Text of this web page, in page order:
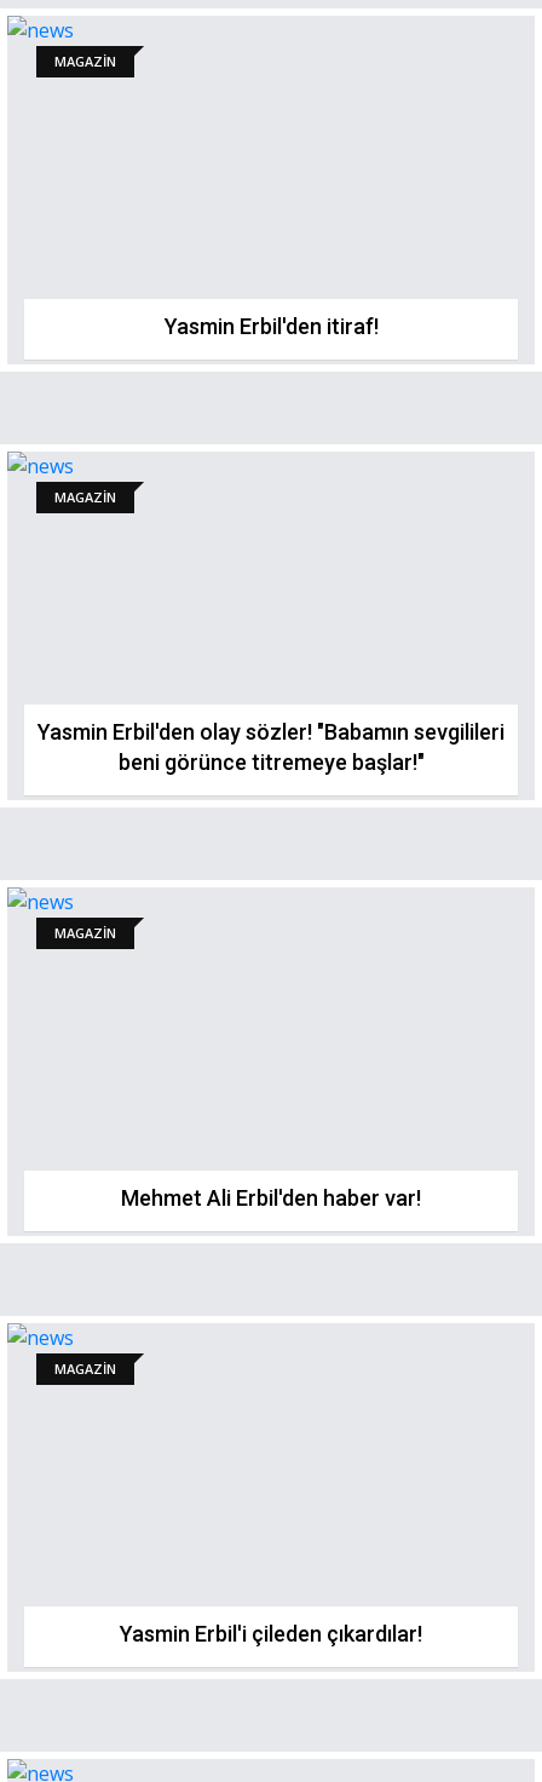
MAGAZİN
Yasmin Erbil'den itiraf!
MAGAZİN
Yasmin Erbil'den olay sözler! "Babamın sevgilileri
beni görünce titremeye başlar!"
MAGAZİN
Mehmet Ali Erbil'den haber var!
MAGAZİN
Yasmin Erbil'i çileden çıkardılar!